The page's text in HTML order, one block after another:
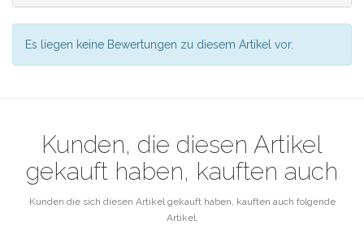
Es liegen keine Bewertungen zu diesem Artikel vor.
Kunden, die diesen Artikel
gekauft haben, kauften auch
Kunden die sich diesen Artikel gekauft haben, kauften auch folgende
Artikel.